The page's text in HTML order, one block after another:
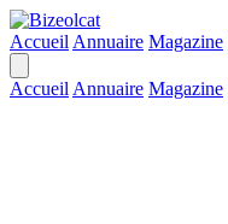
Accueil Annuaire Magazine
Accueil Annuaire Magazine